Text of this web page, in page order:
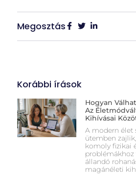
Megosztás
Korábbi írások
Hogyan
Az
Kihívásai
A modern élet
ütemben
komoly fizikai
problémákhoz
állandó
magánéleti